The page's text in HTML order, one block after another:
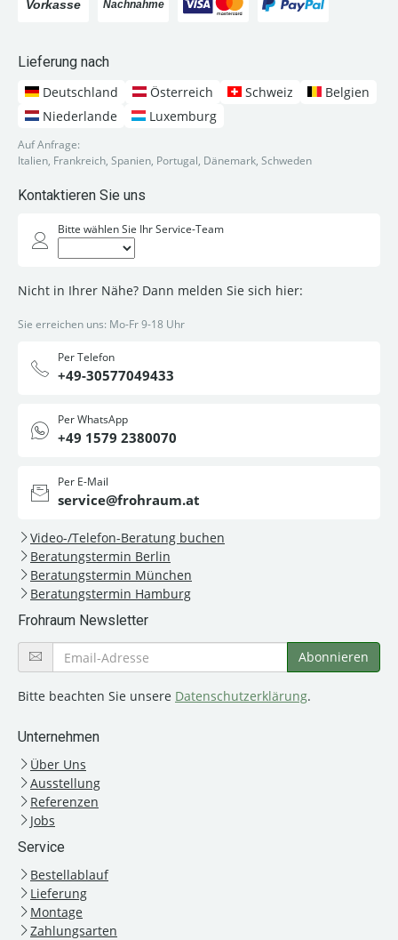
Lieferung nach
Deutschland
Österreich Schweiz
Belgien
Niederlande
Luxemburg
Auf Anfrage:
Italien, Frankreich, Spanien, Portugal, Dänemark, Schweden
Kontaktieren Sie uns
Bitte wählen Sie Ihr Service-Team
Nicht in Ihrer Nähe? Dann melden Sie sich hier:
Sie erreichen uns: Mo-Fr 9-18 Uhr
Per Telefon
+49-30577049433
Per WhatsApp
+49 1579 2380070
Per E-Mail
service@frohraum.at
Video-/Telefon-Beratung buchen
Beratungstermin Berlin
Beratungstermin München
Beratungstermin Hamburg
Frohraum Newsletter
Bitte beachten Sie unsere Datenschutzerklärung.
Unternehmen
Über Uns
Ausstellung
Referenzen
Jobs
Service
Bestellablauf
Lieferung
Montage
Zahlungsarten